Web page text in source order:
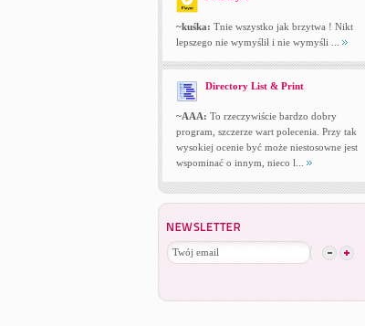
~kuśka: Tnie wszystko jak brzytwa ! Nikt
lepszego nie wymyślił i nie wymyśli ...
Directory List & Print
~AAA: To rzeczywiście bardzo dobry
program, szczerze wart polecenia. Przy tak
wysokiej ocenie być może niestosowne jest
wspominać o innym, nieco l...